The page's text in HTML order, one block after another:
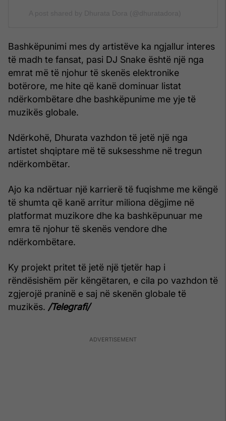
Bashkëpunimi mes dy artistëve ka ngjallur interes
të madh te fansat, pasi DJ Snake është një nga
emrat më të njohur të skenës elektronike
botërore, me hite që kanë dominuar listat
ndërkombëtare dhe bashkëpunime me yje të
muzikës globale.
Ndërkohë, Dhurata vazhdon të jetë një nga
artistet shqiptare më të suksesshme në tregun
ndërkombëtar.
Ajo ka ndërtuar një karrierë të fuqishme me këngë
të shumta që kanë arritur miliona dëgjime në
platformat muzikore dhe ka bashkëpunuar me
emra të njohur të skenës vendore dhe
ndërkombëtare.
Ky projekt pritet të jetë një tjetër hap i
rëndësishëm për këngëtaren, e cila po vazhdon të
zgjerojë praninë e saj në skenën globale të
muzikës. /Telegrafi/